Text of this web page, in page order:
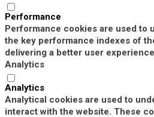
Performance
Performance cookies are used to
the key performance indexes of
delivering a better user
Analytics
Analytics
Analytical cookies are used to
interact with the website. These